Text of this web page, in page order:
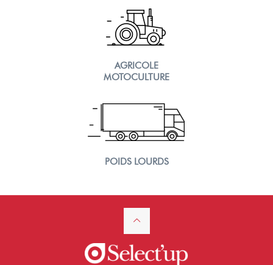
AGRICOLE
MOTOCULTURE
POIDS LOURDS